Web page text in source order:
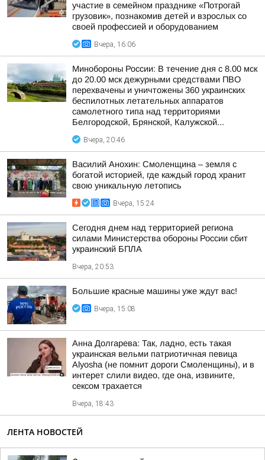
участие в семейном празднике «Потрогай
грузовик», познакомив детей и взрослых со
своей профессией и оборудованием
Вчера, 16:06
Минобороны России: В течение дня с 8.00 мск
до 20.00 мск дежурными средствами ПВО
перехвачены и уничтожены 360 украинских
беспилотных летательных аппаратов
самолетного типа над территориями
Белгородской, Брянской, Калужской...
Вчера, 20:46
Василий Анохин: Смоленщина – земля с
богатой историей, где каждый город хранит
свою уникальную летопись
Вчера, 15:24
Сегодня днем над территорией региона
силами Министерства обороны России сбит
украинский БПЛА
Вчера, 20:53
Большие красные машины уже ждут вас!
Вчера, 15:08
Анна Долгарева: Так, ладно, есть такая
украинская вельми патриотичная певица
Alyosha (не помнит дороги Смоленщины), и в
интерет слили видео, где она, извините,
сексом трахается
Вчера, 18:43
ЛЕНТА НОВОСТЕЙ